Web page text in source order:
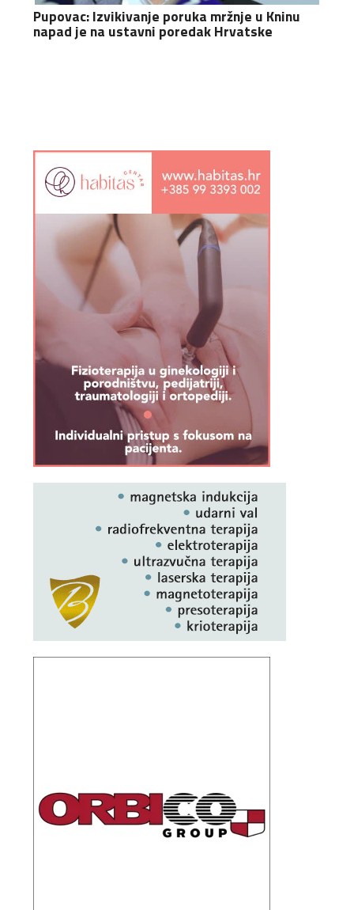
Pupovac: Izvikivanje poruka mržnje u Kninu
napad je na ustavni poredak Hrvatske